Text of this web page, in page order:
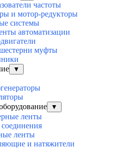
частоты
и мотор-редукторы
системы
автоматизации
муфты
▼
▼
ленты
ленты
и натяжители